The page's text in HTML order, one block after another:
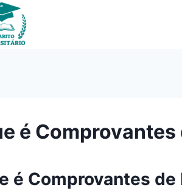
é
é Comprovantes